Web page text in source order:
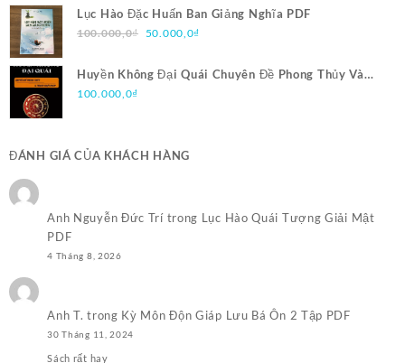
là:
250.000,0₫.
tại
Lục Hào Đặc Huấn Ban Giảng Nghĩa PDF
100.000,0₫ Giá
là:
50.000,0₫
tại
Huyền Không Đại Quái Chuyên Đề Phong Thủy Và
Trạch Nhật Pháp PDF
100.000,0₫
ĐÁNH GIÁ CỦA KHÁCH HÀNG
Anh Nguyễn Đức Trítrong Lục Hào Quái Tượng Giải Mật
PDF
4 Tháng 8, 2026
Anh T. trong Kỳ Môn Độn Giáp Lưu Bá Ôn 2 Tập PDF
30 Tháng 11, 2024
Sách rất hay